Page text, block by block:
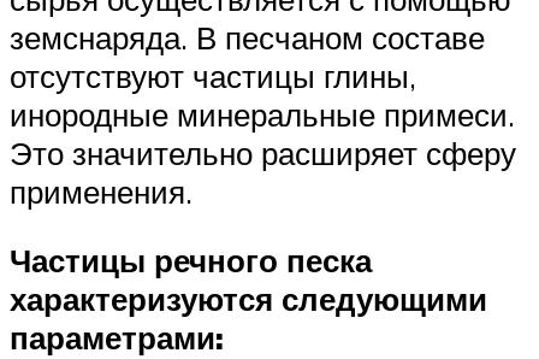
земснаряда. В песчаном составе
отсутствуют частицы глины,
инородные минеральные примеси.
Это значительно расширяет сферу
применения.
Частицы речного песка
характеризуются следующими
параметрами: